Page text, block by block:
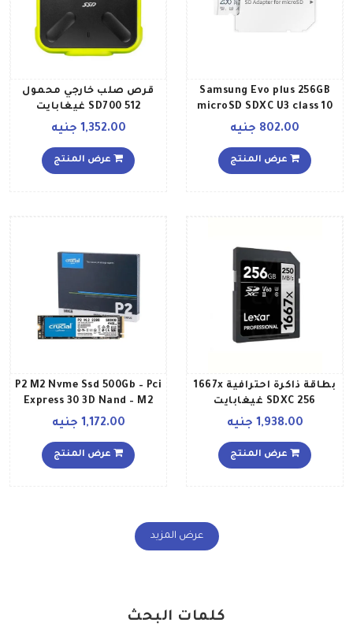
Samsung Evo plus 256GB
microSD SDXC U3 class 10
A2 memory card 130MBS
APC 256 جيجابايت
802.00 جنيه
عرض المنتج
قرص صلب خارجي محمول
SD700 512 غيغابايت
1,352.00 جنيه
عرض المنتج
بطاقة ذاكرة احترافية 1667x
SDXC 256 غيغابايت
1,938.00 جنيه
عرض المنتج
P2 M2 Nvme Ssd 500Gb – Pci
Express 30 3D Nand – M2
Internal Ssd 500 جيجابايت
1,172.00 جنيه
عرض المنتج
عرض المزيد
كلمات البحث